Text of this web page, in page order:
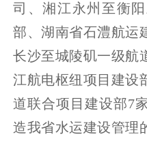
司、湘江永州至衡
部、湖南省石澧航运
长沙至城陵矶一级航
江航电枢纽项目建设
道联合项目建设部7
造我省水运建设管理